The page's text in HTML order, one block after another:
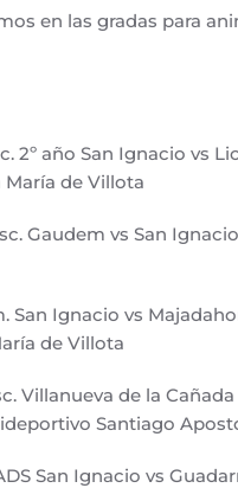
en las gradas para
2º año San Ignacio vs
María de Villota
Gaudem vs San Ignacio
San Ignacio vs
de Villota
Villanueva de la
Santiago
San Ignacio vs